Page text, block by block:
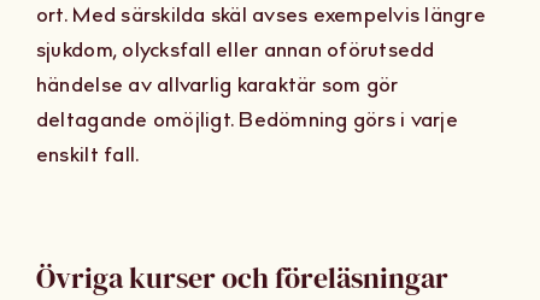
ort. Med särskilda skäl avses exempelvis längre
sjukdom, olycksfall eller annan oförutsedd
händelse av allvarlig karaktär som gör
deltagande omöjligt. Bedömning görs i varje
enskilt fall.
Övriga kurser och föreläsningar